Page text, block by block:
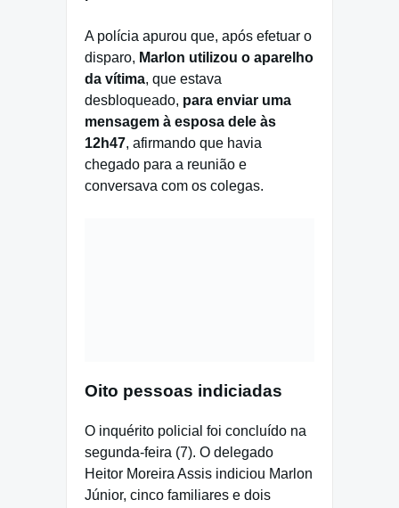
A polícia apurou que, após efetuar o
disparo, Marlon utilizou o aparelho
da vítima, que estava
desbloqueado, para enviar uma
mensagem à esposa dele às
12h47, afirmando que havia
chegado para a reunião e
conversava com os colegas.
Oito pessoas indiciadas
O inquérito policial foi concluído na
segunda-feira (7). O delegado
Heitor Moreira Assis indiciou Marlon
Júnior, cinco familiares e dois